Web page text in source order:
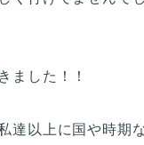
ました！！
達以上に国や時期